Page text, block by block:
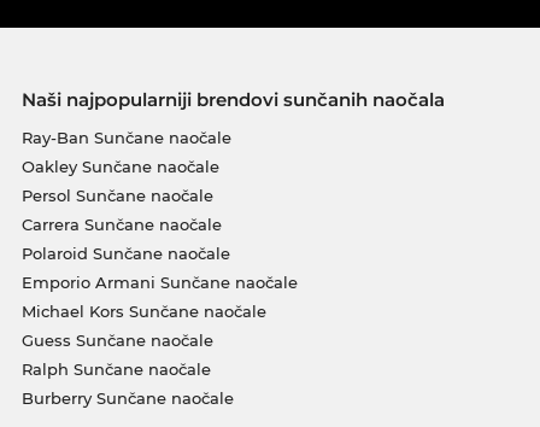
Naši najpopularniji brendovi sunčanih naočala
Ray-Ban Sunčane naočale
Oakley Sunčane naočale
Persol Sunčane naočale
Carrera Sunčane naočale
Polaroid Sunčane naočale
Emporio Armani Sunčane naočale
Michael Kors Sunčane naočale
Guess Sunčane naočale
Ralph Sunčane naočale
Burberry Sunčane naočale